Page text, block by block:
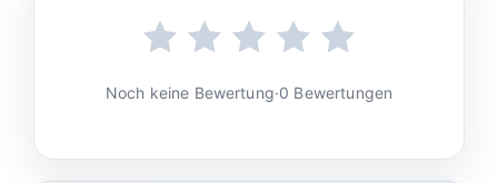
Noch keine Bewertung·0 Bewertungen